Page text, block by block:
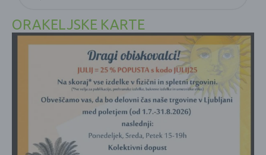
ORAKELJSKE KARTE